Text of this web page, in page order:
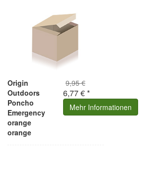
Origin
Outdoors
Poncho
Emergency
orange
orange
9,95 €
6,77 € *
Mehr Informationen